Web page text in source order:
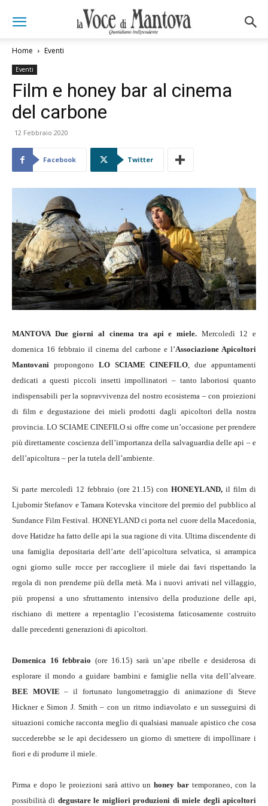
Home Eventi
Eventi
Film e honey bar al cinema
del carbone
12 Febbraio 2020
Facebook Twitter
MANTOVA Due giorni al cinema tra api e miele. Mercoledì 12 e
domenica 16 febbraio il cinema del carbone e l’Associazione Apicoltori
Mantovani propongono LO SCIAME CINEFILO , due appuntamenti
dedicati a questi piccoli insetti impollinatori – tanto laboriosi quanto
indispensabili per la sopravvivenza del nostro ecosistema – con proiezioni
di film e degustazione dei mieli prodotti dagli apicoltori della nostra
provincia. LO SCIAME CINEFILO si offre come un’occasione per prendere
più direttamente coscienza dell’importanza della salvaguardia delle api – e
dell’apicoltura – per la tutela dell’ambiente.
Si parte mercoledì 12 febbraio (ore 21.15) conHONEYLAND, il film di
Ljubomir Stefanov e Tamara Kotevska vincitore del premio del pubblico al
Sundance Film Festival. HONEYLAND ci porta nel cuore della Macedonia,
dove Hatidze ha fatto delle api la sua ragione di vita. Ultima discendente di
una famiglia depositaria dell’arte dell’apicoltura selvatica, si arrampica
ogni giorno sulle rocce per raccogliere il miele dai favi rispettando la
regola di non prenderne più della metà. Ma i nuovi arrivati nel villaggio,
più propensi a uno sfruttamento intensivo della produzione delle api,
rischiano di mettere a repentaglio l’ecosistema faticosamente costruito
dalle precedenti generazioni di apicoltori.
Domenica 16 febbraio (ore 16.15) sarà un’ape ribelle e desiderosa di
esplorare il mondo a guidare bambini e famiglie nella vita dell’alveare.
BEE MOVIE– il fortunato lungometraggio di animazione di Steve
Hickner e Simon J. Smith – con un ritmo indiavolato e un susseguirsi di
situazioni comiche racconta meglio di qualsiasi manuale apistico che cosa
succederebbe se le api decidessero un giorno di smettere di impollinare i
fiori e di produrre il miele.
Pirma e dopo le proiezioni sarà attivo unhoney bar temporaneo, con la
possibilità di degustare le migliori produzioni di miele degli apicoltori